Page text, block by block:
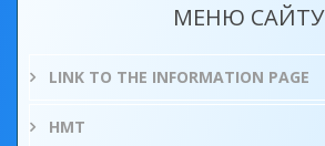
МЕНЮ САЙТУ
LINK TO THE INFORMATION PAGE
НМТ